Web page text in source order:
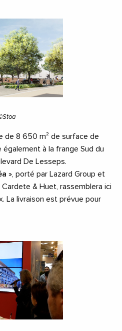
de 8 650 m² de surface de
à la frange Sud du
De Lesseps.
», porté par Lazard Group et
& Huet, rassemblera ici
La livraison est prévue pour